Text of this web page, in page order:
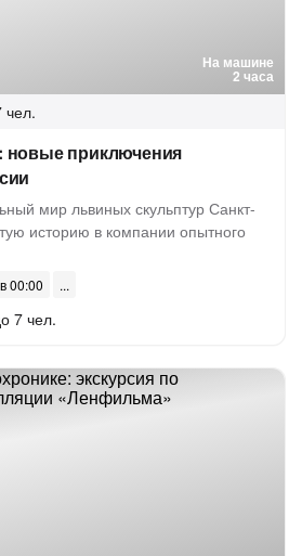
На машине
2 часа
чел.
новые приключения
мир львиных скульптур Санкт-
историю в компании опытного
00:00
7 чел.